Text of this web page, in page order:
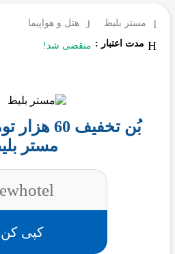
مستر بلیط
هتل و هواپیما
مدت اعتبار : منقضی شد!
بُن تخفیف
مستر
کپی کن